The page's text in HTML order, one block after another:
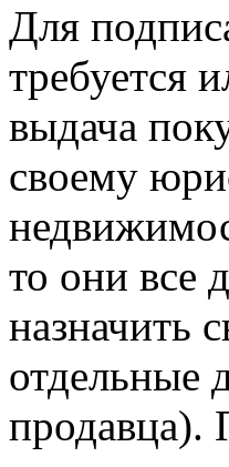
Для
требуется
выдача
своему
то они все
назначить
отдельные
продавца).